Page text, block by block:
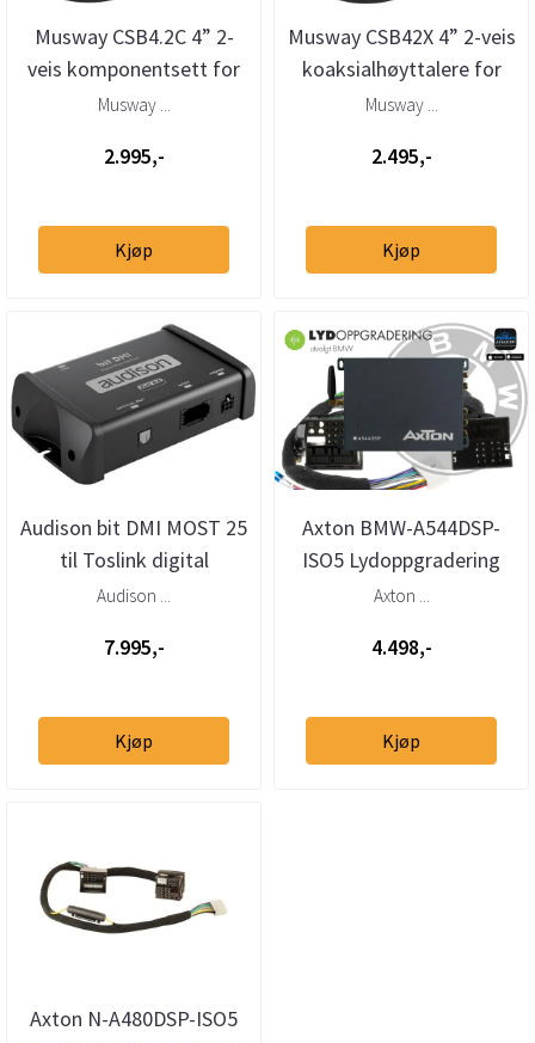
Musway CSB4.2C 4” 2-
veis komponentsett for
BMW/Mini
Musway ...
2.995,-
Kjøp
Musway CSB42X 4” 2-veis
koaksialhøyttalere for
BMW/Mini
Musway ...
2.495,-
Kjøp
Audison bit DMI MOST 25
til Toslink digital
interface
Audison ...
7.995,-
Kjøp
Axton BMW-A544DSP-
ISO5 Lydoppgradering
BMW Plug & Play DSP
Axton ...
4.498,-
Kjøp
Axton N-A480DSP-ISO5